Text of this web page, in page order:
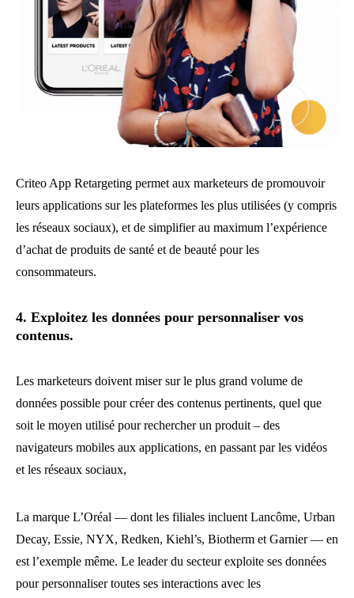
Criteo App Retargeting permet aux marketeurs de promouvoir
leurs applications sur les plateformes les plus utilisées (y compris
les réseaux sociaux), et de simplifier au maximum l’expérience
d’achat de produits de santé et de beauté pour les
consommateurs.
4. Exploitez les données pour personnaliser vos
contenus.
Les marketeurs doivent miser sur le plus grand volume de
données possible pour créer des contenus pertinents, quel que
soit le moyen utilisé pour rechercher un produit – des
navigateurs mobiles aux applications, en passant par les vidéos
et les réseaux sociaux,
La marque L’Oréal — dont les filiales incluent Lancôme, Urban
Decay, Essie, NYX, Redken, Kiehl’s, Biotherm et Garnier — en
est l’exemple même. Le leader du secteur exploite ses données
pour personnaliser toutes ses interactions avec les